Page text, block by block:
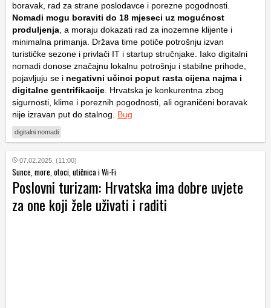
boravak, rad za strane poslodavce i porezne pogodnosti.
Nomadi mogu boraviti do 18 mjeseci uz mogućnost
produljenja, a moraju dokazati rad za inozemne klijente i
minimalna primanja. Država time potiče potrošnju izvan
turističke sezone i privlači IT i startup stručnjake. Iako digitalni
nomadi donose značajnu lokalnu potrošnju i stabilne prihode,
pojavljuju se i negativni učinci poput rasta cijena najma i
digitalne gentrifikacije. Hrvatska je konkurentna zbog
sigurnosti, klime i poreznih pogodnosti, ali ograničeni boravak
nije izravan put do stalnog. Bug
digitalni nomadi
07.02.2025. (11:00)
Sunce, more, otoci, utičnica i Wi-Fi
Poslovni turizam: Hrvatska ima dobre uvjete
za one koji žele uživati i raditi